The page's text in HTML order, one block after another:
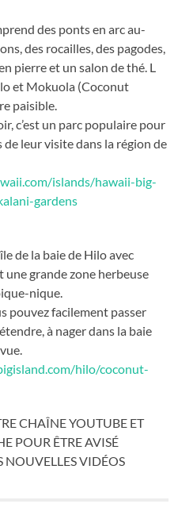
des ponts en arc au-
des rocailles, des pagodes,
pierre et un salon de thé. L
et Mokuola (Coconut
paisible.
c’est un parc populaire pour
leur visite dans la région de
islands/hawaii-big-
gardens
de la baie de Hilo avec
grande zone herbeuse
nique.
pouvez facilement passer
à nager dans la baie
hilo/coconut-
CHAÎNE YOUTUBE ET
POUR ÊTRE AVISÉ
VIDÉOS